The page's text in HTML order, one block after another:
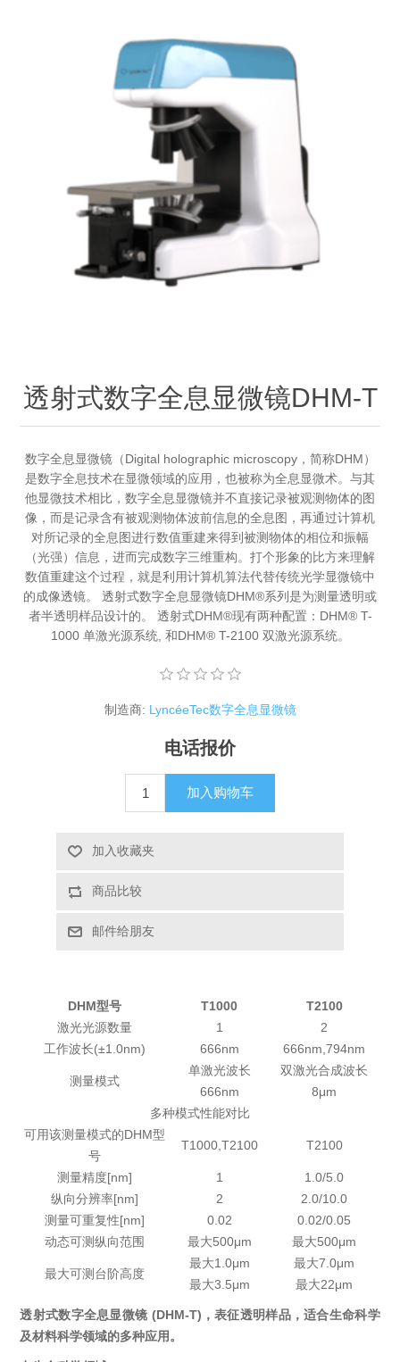
OCT数据采集卡
OCT（光学相干断层扫描）整机
OCT干涉仪单元
OCT扫描系统
电阻率测试仪
离线 IV 测试仪
光能评价设备
等离子刻蚀设备
立式炉管设备
外延设备
晶锭检测质量控制
光电直读光谱仪
GD-MS / ICP-MS
X射线晶体定向仪
光电类核心器件
半导体设备用光源
Holoeye空间光调制器
相位调制器
耗材售后/维修/校准
Sinton Instruments 配件
精密电子秤
薄层电阻量测系统
太阳模拟器
X射线类
客户伙伴计划
透射式数字全息显微镜DHM-T
数字全息显微镜（Digital holographic microscopy，简称DHM）
是数字全息技术在显微领域的应用，也被称为全息显微术。与其
他显微技术相比，数字全息显微镜并不直接记录被观测物体的图
像，而是记录含有被观测物体波前信息的全息图，再通过计算机
对所记录的全息图进行数值重建来得到被测物体的相位和振幅
（光强）信息，进而完成数字三维重构。打个形象的比方来理解
数值重建这个过程，就是利用计算机算法代替传统光学显微镜中
的成像透镜。 透射式数字全息显微镜DHM®系列是为测量透明或
者半透明样品设计的。 透射式DHM®现有两种配置：DHM® T-
1000 单激光源系统, 和DHM® T-2100 双激光源系统。
制造商: LyncéeTec数字全息显微镜
电话报价
加入购物车
加入收藏夹
商品比较
邮件给朋友
DHM型号 T1000
T2100
激光光源数量
1
2
工作波长(±1.0nm)
666nm 666nm,794nm
测量模式
单激光波长
666nm
双激光合成波长
8μm
多种模式性能对比
可用该测量模式的DHM型
号
T1000,T2100 T2100
测量精度[nm] 1
1.0/5.0
纵向分辨率[nm]
2
2.0/10.0
测量可重复性[nm]
0.02
0.02/0.05
动态可测纵向范围
最大500μm 最大500μm
最大可测台阶高度
最大1.0μm
最大3.5μm
最大7.0μm
最大22μm
透射式数字全息显微镜 (DHM-T)，表征透明样品，适合生命科学
及材料科学领域的多种应用。